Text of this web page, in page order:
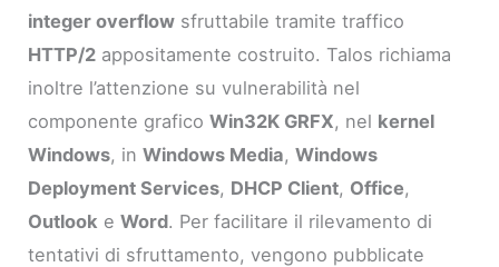
integer overflow sfruttabile tramite traffico
HTTP/2 appositamente costruito. Talos richiama
inoltre l’attenzione su vulnerabilità nel
componente graficoWin32K GRFX, nel kernel
Windows, inWindows Media,Windows
Deployment Services, DHCP Client, Office,
Outlook eWord. Per facilitare il rilevamento di
tentativi di sfruttamento, vengono pubblicate